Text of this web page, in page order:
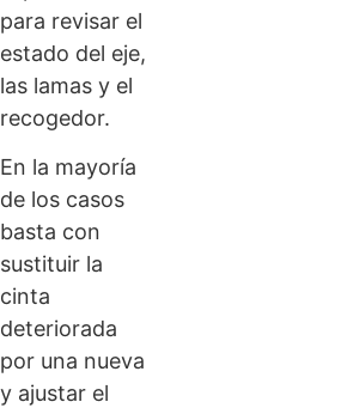
para revisar el
estado del eje,
las lamas y el
recogedor.
En la mayoría
de los casos
basta con
sustituir la
cinta
deteriorada
por una nueva
y ajustar el